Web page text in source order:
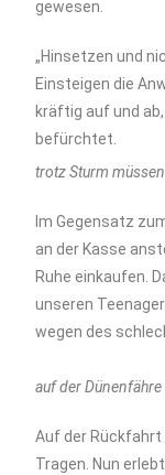
gewesen.
„Hinsetzen und
Einsteigen die
kräftig auf und
befürchtet.
trotz Sturm
Im Gegensatz
an der Kasse
Ruhe einkaufen.
unseren
wegen des
auf der
Auf der
Tragen. Nun